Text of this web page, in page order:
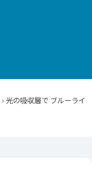
› 光の吸収層で ブルーライ